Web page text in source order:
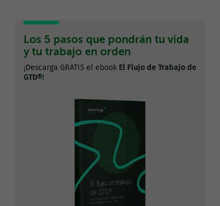
Los 5 pasos que pondrán tu vida
y tu trabajo en orden
¡Descarga GRATIS el ebook El Flujo de Trabajo de
GTD®!